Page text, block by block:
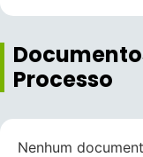
Processo
Nenhum